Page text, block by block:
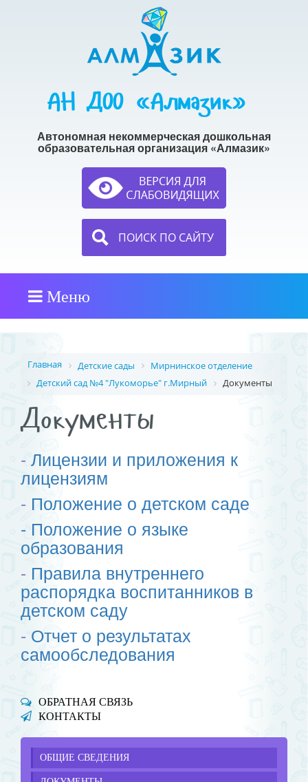
АН ДОО «Алмазик»
Автономная некоммерческая дошкольная
образовательная организация «Алмазик»
ПОИСК ПО САЙТУ
Меню
Главная Детские сады
Мирнинское отделение
Детский сад №4 "Лукоморье" г.Мирный
Документы
Документы
- Лицензии и приложения к
лицензиям
- Положение о детском саде
- Положение о языке
образования
- Правила внутреннего
распорядка воспитанников в
детском саду
- Отчет о результатах
самообследования
ОБРАТНАЯ СВЯЗЬ
КОНТАКТЫ
ОБЩИЕ СВЕДЕНИЯ